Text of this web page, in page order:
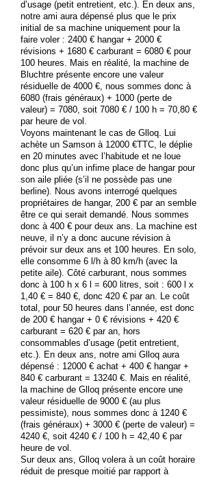
d’usage (petit entretient, etc.). En deux ans,
notre ami aura dépensé plus que le prix
initial de sa machine uniquement pour la
faire voler : 2400 € hangar + 2000 €
révisions + 1680 € carburant = 6080 € pour
100 heures. Mais en réalité, la machine de
Bluchtre présente encore une valeur
résiduelle de 4000 €, nous sommes donc à
6080 (frais généraux) + 1000 (perte de
valeur) = 7080, soit 7080 € / 100 h = 70,80 €
par heure de vol.
Voyons maintenant le cas de Glloq. Lui
achète un Samson à 12000 €TTC, le déplie
en 20 minutes avec l’habitude et ne loue
donc plus qu’un infime place de hangar pour
son aile pliée (s’il ne possède pas une
berline). Nous avons interrogé quelques
propriétaires de hangar, 200 € par an semble
être ce qui serait demandé. Nous sommes
donc à 400 € pour deux ans. La machine est
neuve, il n’y a donc aucune révision à
prévoir sur deux ans et 100 heures. En solo,
elle consomme 6 l/h à 80 km/h (avec la
petite aile). Côté carburant, nous sommes
donc à 100 h x 6 l = 600 litres, soit : 600 l x
1,40 € = 840 €, donc 420 € par an. Le coût
total, pour 50 heures dans l’année, est donc
de 200 € hangar + 0 € révisions + 420 €
carburant = 620 € par an, hors
consommables d’usage (petit entretient,
etc.). En deux ans, notre ami Glloq aura
dépensé : 12000 € achat + 400 € hangar +
840 € carburant = 13240 €. Mais en réalité,
la machine de Glloq présente encore une
valeur résiduelle de 9000 € (au plus
pessimiste), nous sommes donc à 1240 €
(frais généraux) + 3000 € (perte de valeur) =
4240 €, soit 4240 € / 100 h = 42,40 € par
heure de vol.
Sur deux ans, Glloq volera à un coût horaire
réduit de presque moitié par rapport à